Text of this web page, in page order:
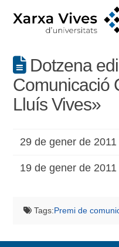
Dotzena
Comunicació
Lluís Vives»
29 de gener de 2011
19 de gener de 2011
Tags:Premi de